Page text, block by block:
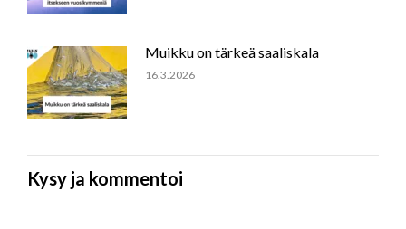
Muikku on tärkeä saaliskala
16.3.2026
Kysy ja kommentoi